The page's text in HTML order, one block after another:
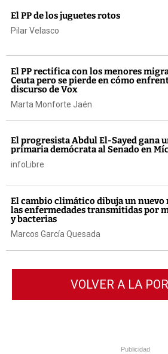
El PP de los juguetes rotos
Pilar Velasco
El PP rectifica con los menores
Ceuta pero se pierde en cómo
discurso de Vox
Marta Monforte Jaén
El progresista Abdul El-Sayed gana
primaria demócrata al Senado en
infoLibre
El cambio climático dibuja un nuevo
las enfermedades transmitidas por
y bacterias
Marcos García Quesada
VOLVER A LA
Publicidad